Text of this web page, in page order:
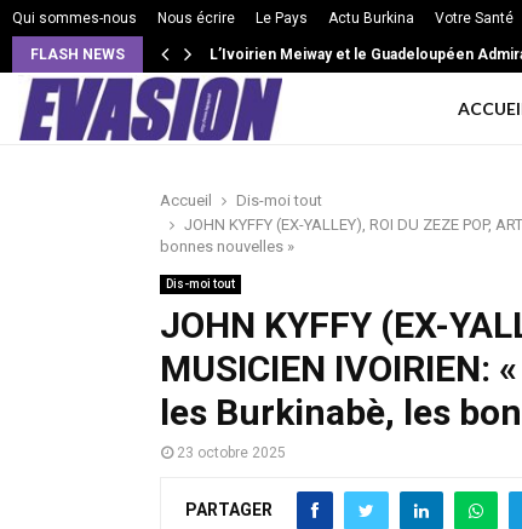
Qui sommes-nous Nous écrire Le Pays Actu Burkina Votre Santé
FLASH NEWS L’Ivoirien Meiway et le Guadeloupéen
VIE DE COUPLE: Intensité, isolement,
Accueil
Dis-moi tout
JOHN KYFFY (EX-YALLEY), ROI DU ZEZE POP,
bonnes nouvelles »
Dis-moi tout
JOHN KYFFY (EX-
MUSICIEN IVOIRIEN:
les Burkinabè, les
23 octobre 2025
PARTAGER